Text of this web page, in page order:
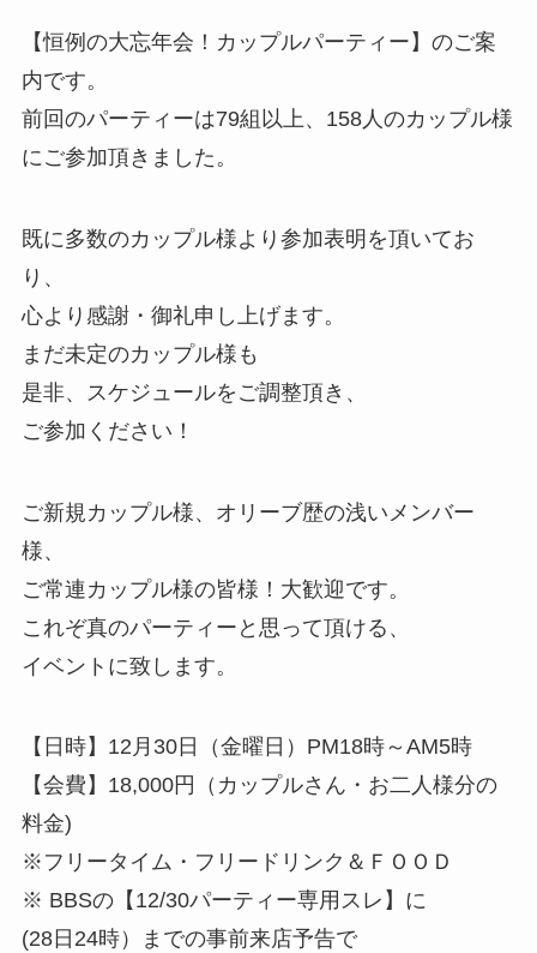
【恒例の大忘年会！カップルパーティー】のご案
内です。
前回のパーティーは79組以上、158人のカップル様
にご参加頂きました。
既に多数のカップル様より参加表明を頂いてお
り、
心より感謝・御礼申し上げます。
まだ未定のカップル様も
是非、スケジュールをご調整頂き、
ご参加ください！
ご新規カップル様、オリーブ歴の浅いメンバー
様、
ご常連カップル様の皆様！大歓迎です。
これぞ真のパーティーと思って頂ける、
イベントに致します。
【日時】12月30日（金曜日）PM18時～AM5時
【会費】18,000円（カップルさん・お二人様分の
料金)
※フリータイム・フリードリンク＆ＦＯＯＤ
※ BBSの【12/30パーティー専用スレ】に
(28日24時）までの事前来店予告で